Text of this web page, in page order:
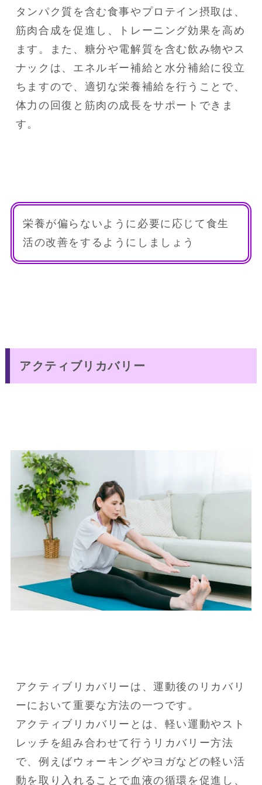
タンパク質を含む食事やプロテイン摂取は、
筋肉合成を促進し、トレーニング効果を高め
ます。また、糖分や電解質を含む飲み物やス
ナックは、エネルギー補給と水分補給に役立
ちますので、適切な栄養補給を行うことで、
体力の回復と筋肉の成長をサポートできま
す。
栄養が偏らないように必要に応じて食生
活の改善をするようにしましょう
アクティブリカバリー
アクティブリカバリーは、運動後のリカバリ
ーにおいて重要な方法の一つです。
アクティブリカバリーとは、軽い運動やスト
レッチを組み合わせて行うリカバリー方法
で、例えばウォーキングやヨガなどの軽い活
動を取り入れることで血液の循環を促進し、